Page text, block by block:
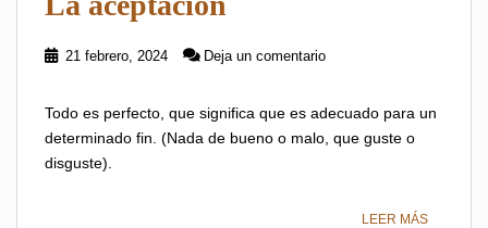
21 febrero, 2024 Deja un comentario
Todo es perfecto, que significa que es adecuado para un
determinado fin. (Nada de bueno o malo, que guste o
disguste).
LEER MÁS